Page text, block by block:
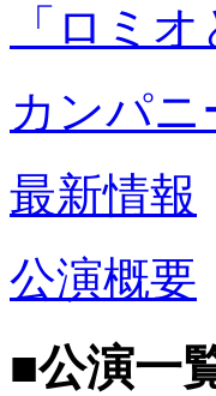
「ロミ
カンパニ
最新情報
公演概要
■公演一